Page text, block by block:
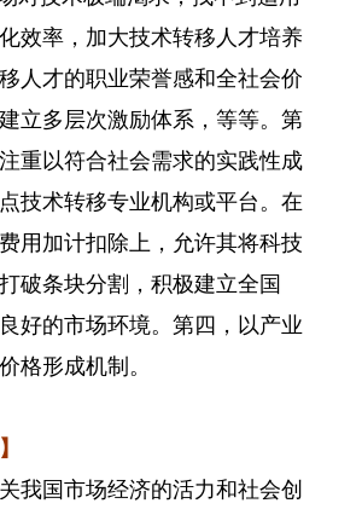
效率，加大技术转移人才培养
人才的职业荣誉感和全社会价
立多层次激励体系，等等。第
重以符合社会需求的实践性成
技术转移专业机构或平台。在
用加计扣除上，允许其将科技
破条块分割，积极建立全国
好的市场环境。第四，以产业
格形成机制。
国市场经济的活力和社会创